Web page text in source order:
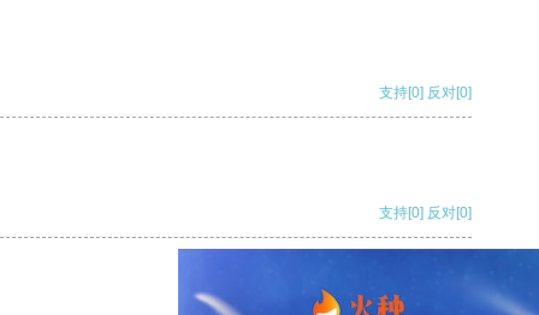
支持[0] 反对[0]
支持[0] 反对[0]